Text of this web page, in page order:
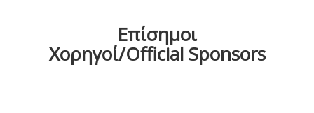
Επίσημοι
Χορηγοί/Official Sponsors